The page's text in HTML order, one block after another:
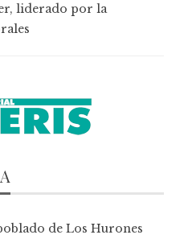
liderado por la
de Los Hurones